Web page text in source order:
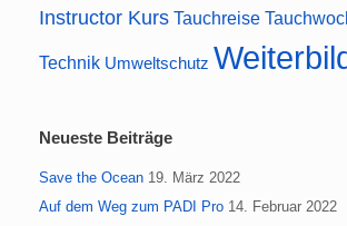
Instructor Kurs Tauchreise
Technik Umweltschutz
Neueste Beiträge
Save the Ocean 19. März 2022
Auf dem Weg zum PADI Pro 14. Februar 2022